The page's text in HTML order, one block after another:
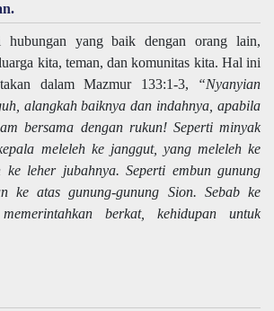
yang baik dengan orang lain,
kita, teman, dan komunitas kita. Hal ini
dalam Mazmur 133:1-3,
“Nyanyian
alangkah baiknya dan indahnya, apabila
bersama dengan rukun! Seperti minyak
meleleh ke janggut, yang meleleh ke
leher jubahnya. Seperti embun gunung
ke atas gunung-gunung Sion. Sebab ke
berkat, kehidupan untuk